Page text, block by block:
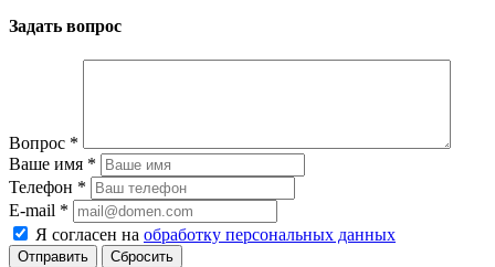
Задать вопрос
Вопрос *
Ваше имя *
Телефон *
E-mail *
Я согласен на обработку персональных данных
Сбросить